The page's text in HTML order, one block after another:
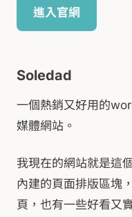
進入官網
Soledad
一個熱銷又好用的
媒體網站。
我現在的網站就是這
內建的頁面排版區塊
頁，也有一些好看又